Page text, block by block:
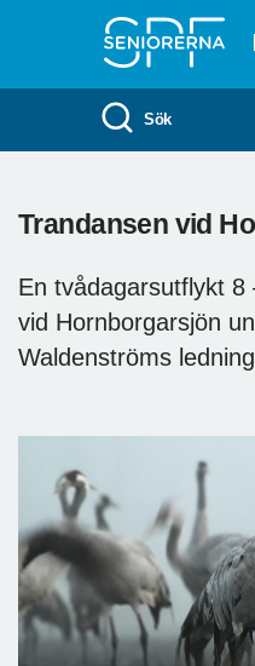
Sök
Trandansen vid
En tvådagarsutflykt 8
vid Hornborgarsjön
Waldenströms